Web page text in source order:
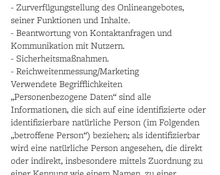
- Zurverfügungstellung des Onlineangebotes,
seiner Funktionen und Inhalte.
- Beantwortung von Kontaktanfragen und
Kommunikation mit Nutzern.
- Sicherheitsmaßnahmen.
- Reichweitenmessung/Marketing
Verwendete Begrifflichkeiten
„Personenbezogene Daten“ sind alle
Informationen, die sich auf eine identifizierte oder
identifizierbare natürliche Person (im Folgenden
„betroffene Person“) beziehen; als identifizierbar
wird eine natürliche Person angesehen, die direkt
oder indirekt, insbesondere mittels Zuordnung zu